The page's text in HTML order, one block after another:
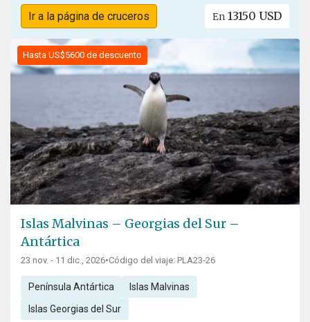
Ir a la página de cruceros En 13150 USD
Hasta US$5600 de descuento
Islas Malvinas – Georgias del Sur –
Antártica
23 nov. - 11 dic., 2026•Código del viaje: PLA23-26
Península Antártica Islas Malvinas
Islas Georgias del Sur